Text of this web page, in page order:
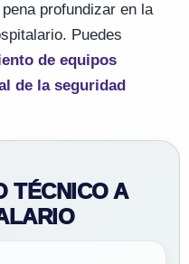
profundizar en la
Puedes
de equipos
de la seguridad
TÉCNICO A